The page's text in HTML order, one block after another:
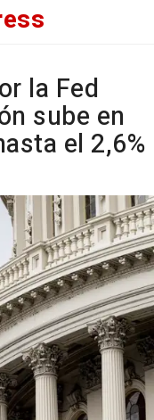
la Fed
sube en
el 2,6%